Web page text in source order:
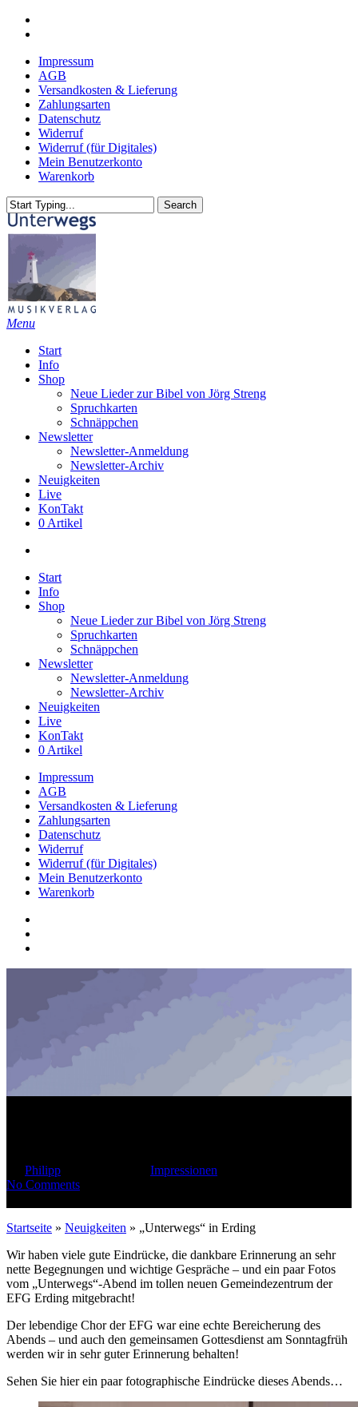
Skip
contentImpressum
AGB
Versandkosten & Lieferung
Zahlungsarten
Datenschutz
Widerruf
Widerruf (für Digitales)
Mein Benutzerkonto
Warenkorb
Search
Close
Search
search
Menu
Start
Info
Shop
Neue Lieder zur Bibel von Jörg Streng
Spruchkarten
Schnäppchen
Newsletter
Newsletter-Anmeldung
Newsletter-Archiv
Neuigkeiten
Live
KonTakt
0 Artikel
Start
Info
Shop
Neue Lieder zur Bibel von Jörg Streng
Spruchkarten
Schnäppchen
Newsletter
Newsletter-Anmeldung
Newsletter-Archiv
Neuigkeiten
Live
KonTakt
0 Artikel
Impressum
AGB
Versandkosten & Lieferung
Zahlungsarten
Datenschutz
Widerruf
Widerruf (für Digitales)
Mein Benutzerkonto
Warenkorb
Philipp
Impressionen
No Comments
Startseite » Neuigkeiten » „Unterwegs“ in Erding
Wir haben viele gute Eindrücke, die dankbare Erinnerung an sehr
nette Begegnungen und wichtige Gespräche – und ein paar Fotos
vom „Unterwegs“-Abend im tollen neuen Gemeindezentrum der
EFG Erding mitgebracht!
Der lebendige Chor der EFG war eine echte Bereicherung des
Abends – und auch den gemeinsamen Gottesdienst am Sonntagfrüh
werden wir in sehr guter Erinnerung behalten!
Sehen Sie hier ein paar fotographische Eindrücke dieses Abends…